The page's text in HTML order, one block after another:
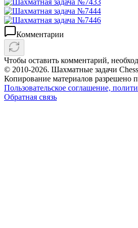
Комментарии
Чтобы оставить комментарий,
© 2010-2026. Шахматные задачи
Копирование материалов разрешено
Пользовательское соглашение,
Обратная связь